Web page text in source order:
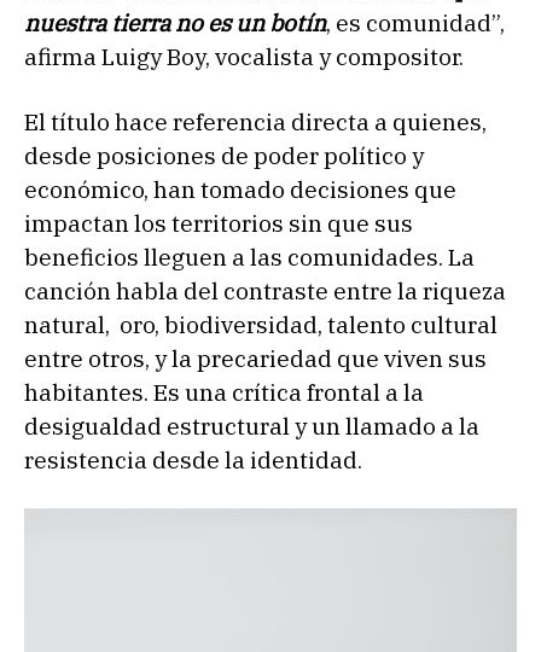
nuestra tierra no es un botín, es comunidad”,
afirma Luigy Boy, vocalista y compositor.
El título hace referencia directa a quienes,
desde posiciones de poder político y
económico, han tomado decisiones que
impactan los territorios sin que sus
beneficios lleguen a las comunidades. La
canción habla del contraste entre la riqueza
natural, oro, biodiversidad, talento cultural
entre otros, y la precariedad que viven sus
habitantes. Es una crítica frontal a la
desigualdad estructural y un llamado a la
resistencia desde la identidad.